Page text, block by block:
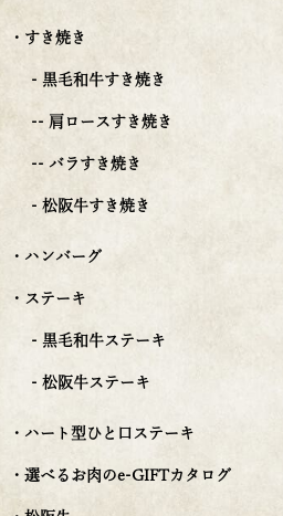
・すき焼き
- 黒毛和牛すき焼き
-- 肩ロースすき焼き
-- バラすき焼き
- 松阪牛すき焼き
・ハンバーグ
・ステーキ
- 黒毛和牛ステーキ
- 松阪牛ステーキ
・ハート型ひと口ステーキ
・選べるお肉のe-GIFTカタログ